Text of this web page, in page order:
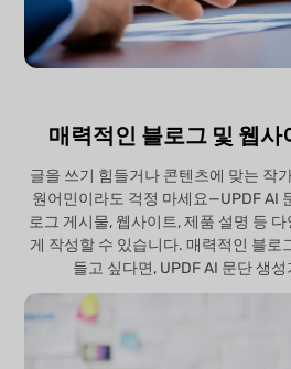
매력적인 블로그 및 웹사
글을 쓰기 힘들거나 콘텐츠에 맞는 작
원어민이라도 걱정 마세요—UPDF AI
로그 게시물, 웹사이트, 제품 설명 등
게 작성할 수 있습니다. 매력적인 블로
들고 싶다면, UPDF AI 문단 생